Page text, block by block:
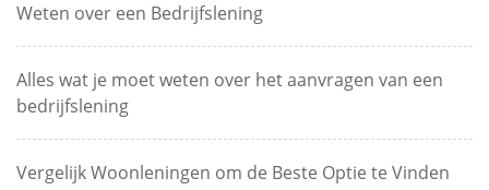
Weten over een Bedrijfslening
Alles wat je moet weten over het aanvragen van een
bedrijfslening
Vergelijk Woonleningen om de Beste Optie te Vinden